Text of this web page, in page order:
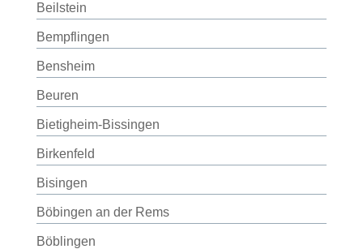
Beilstein
Bempflingen
Bensheim
Beuren
Bietigheim-Bissingen
Birkenfeld
Bisingen
Böbingen an der Rems
Böblingen